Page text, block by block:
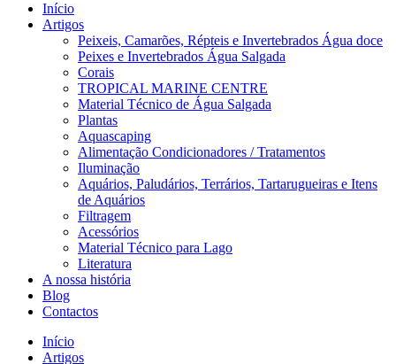
Início
Artigos
Peixeis, Camarões, Répteis e Invertebrados Água doce
Peixes e Invertebrados Água Salgada
Corais
TROPICAL MARINE CENTRE
Material Técnico de Água Salgada
Plantas
Aquascaping
Alimentação Condicionadores / Tratamentos
Iluminação
Aquários, Paludários, Terrários, Tartarugueiras e Itens
de Aquários
Filtragem
Acessórios
Material Técnico para Lago
Literatura
A nossa história
Blog
Contactos
Início
Artigos